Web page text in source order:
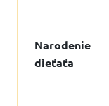
Narodenie
dieťaťa